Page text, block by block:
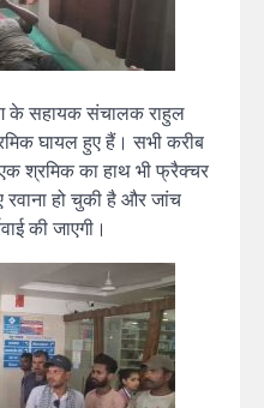
के सहायक संचालक राहुल
घायल हुए हैं। सभी करीब
श्रमिक का हाथ भी फ्रैक्चर
हो चुकी है और जांच
की जाएगी।